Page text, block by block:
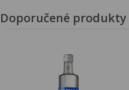
Doporučené produkty